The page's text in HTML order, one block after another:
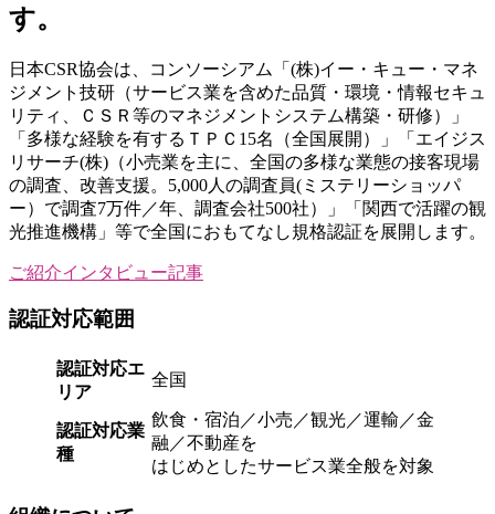
す。
日本CSR協会は、コンソーシアム「(株)イー・キュー・マネ
ジメント技研（サービス業を含めた品質・環境・情報セキュ
リティ、ＣＳＲ等のマネジメントシステム構築・研修）」
「多様な経験を有するＴＰＣ15名（全国展開）」「エイジス
リサーチ(株)（小売業を主に、全国の多様な業態の接客現場
の調査、改善支援。5,000人の調査員(ミステリーショッパ
ー）で調査7万件／年、調査会社500社）」「関西で活躍の観
光推進機構」等で全国におもてなし規格認証を展開します。
ご紹介インタビュー記事
認証対応範囲
認証対応エ
リア
全国
認証対応業
種
飲食・宿泊／小売／観光／運輸／金
融／不動産を
はじめとしたサービス業全般を対象